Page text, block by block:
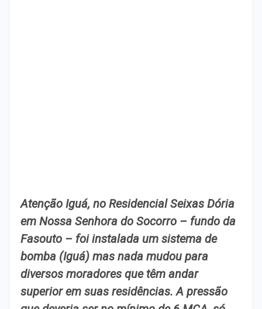
Atenção Iguá, no Residencial Seixas Dória
em Nossa Senhora do Socorro – fundo da
Fasouto – foi instalada um sistema de
bomba (Iguá) mas nada mudou para
diversos moradores que têm andar
superior em suas residências. A pressão